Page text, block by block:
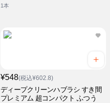
1本
¥548(税込¥602.8)
ディープクリーンハブラシ すき間
プレミアム 超コンパクト ふつう